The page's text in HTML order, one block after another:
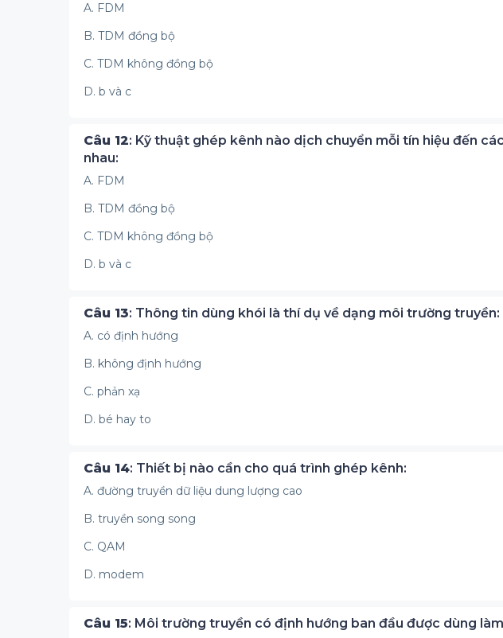
A. FDM
B. TDM đồng bộ
C. TDM không đồng bộ
D. b và c
Câu 12: Kỹ thuật ghép kênh nào dịch chuyển mỗi tín hiệu đến
nhau:
A. FDM
B. TDM đồng bộ
C. TDM không đồng bộ
D. b và c
Câu 13: Thông tin dùng khói là thí dụ về dạng môi trường truyền:
A. có định hướng
B. không định hướng
C. phản xạ
D. bé hay to
Câu 14: Thiết bị nào cần cho quá trình ghép kênh:
A. đường truyền dữ liệu dung lượng cao
B. truyền song song
C. QAM
D. modem
Câu 15: Môi trường truyền có định hướng ban đầu được dùng